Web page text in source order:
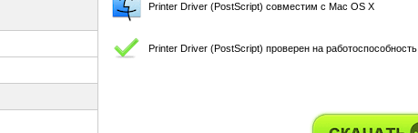
Printer Driver (PostScript) совместим с Mac OS X
Printer Driver (PostScript) проверен на работоспособность